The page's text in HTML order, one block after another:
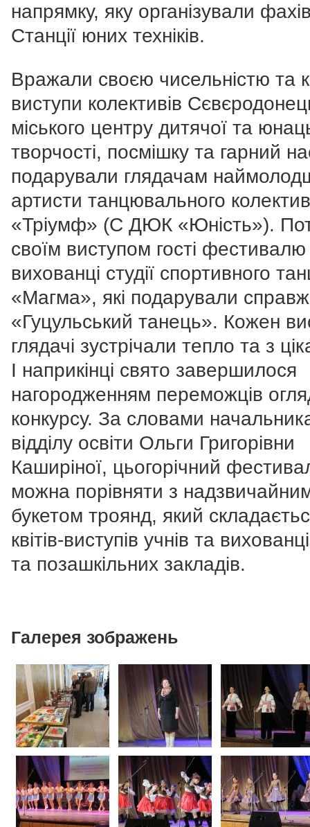
напрямку, яку організували
Станції юних техніків.
Вражали своєю чисельністю та
виступи колективів
міського центру дитячої та
творчості, посмішку та гарний
подарували глядачам
артисти танцювального
«Тріумф» (С ДЮК «Юність»).
своїм виступом гості
вихованці студії спортивного
«Магма», які подарували
«Гуцульський танець». Кожен
глядачі зустрічали тепло та з
І наприкінці свято завершилося
нагородженням переможців
конкурсу. За словами
відділу освіти Ольги Григорівни
Каширіної, цьогорічний
можна порівняти з
букетом троянд, який
квітів-виступів учнів та
та позашкільних закладів.
Галерея зображень